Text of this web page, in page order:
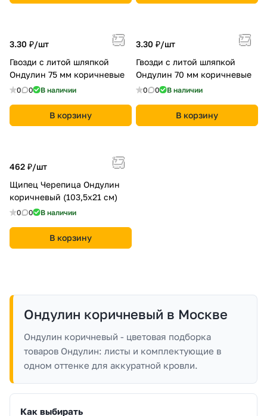
3.30 ₽/шт
Гвозди с литой шляпкой
Ондулин 75 мм коричневые
0 0 В наличии
В корзину
3.30 ₽/шт
Гвозди с литой шляпкой
Ондулин 70 мм коричневые
0 0 В наличии
В корзину
462 ₽/шт
Щипец Черепица Ондулин
коричневый (103,5х21 см)
0 0 В наличии
В корзину
Ондулин коричневый в Москве
Ондулин коричневый - цветовая подборка
товаров Ондулин: листы и комплектующие в
одном оттенке для аккуратной кровли.
Как выбирать